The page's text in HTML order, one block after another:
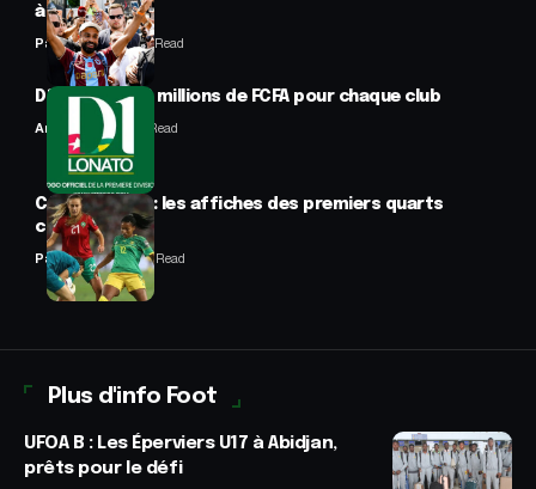
à Trabzon
Panafrofoot1 Min Read
D1 Lonato : 70 millions de FCFA pour chaque club
Anselme AVI 2 Min Read
CAN féminine : les affiches des premiers quarts
connues
Panafrofoot 2 Min Read
Plus d'info Foot
UFOA B : Les Éperviers U17 à Abidjan,
prêts pour le défi